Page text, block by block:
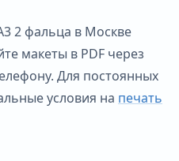
2 фальца в Москве
макеты в PDF через
Для постоянных
условия на печать